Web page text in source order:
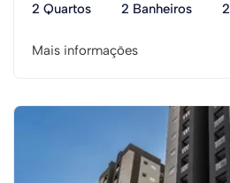
2 Quartos 2 Banheiros
Mais informações